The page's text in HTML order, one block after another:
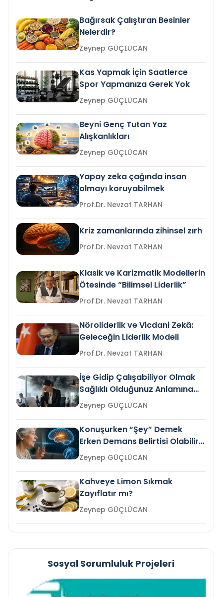
Bağırsak Çalıştıran Besinler
Nelerdir?
Zeynep GÜÇLÜCAN
Kas Yapmak İçin Saatlerce
Spor Yapmanıza Gerek Yok
Zeynep GÜÇLÜCAN
Beyni Genç Tutan Yaz
Alışkanlıkları
Zeynep GÜÇLÜCAN
Yapay zeka çağında insan
olmayı koruyabilmek
Prof.Dr. Nevzat TARHAN
Kriz zamanlarında zihinsel zırh
Prof.Dr. Nevzat TARHAN
Klasik ve Karizmatik Modellerin
Ötesinde “Bilimsel Liderlik”
Prof.Dr. Nevzat TARHAN
Nöroliderlik ve Vicdani Zekâ:
Geleceğin Liderlik Modeli
Prof.Dr. Nevzat TARHAN
İşe Gidip Çalışabiliyor Olmak
Sağlıklı Olduğunuz Anlamına
Gelir mi?Zeynep GÜÇLÜCAN
Konuşurken “Şey” Demek
Erken Demans Belirtisi Olabilir
mi?
Zeynep GÜÇLÜCAN
Kahveye Limon Sıkmak
Zayıflatır mı?
Zeynep GÜÇLÜCAN
Sosyal Sorumluluk Projeleri